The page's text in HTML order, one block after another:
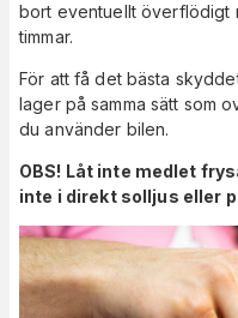
bort eventuellt överflödigt
timmar.
För att få det bästa
lager på samma sätt som
du använder bilen.
OBS! Låt inte medlet
inte i direkt solljus eller